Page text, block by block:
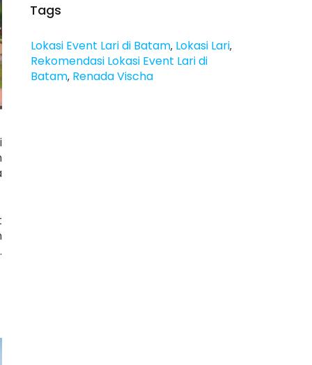
Tags
Lokasi Event Lari di Batam, Lokasi Lari,
Rekomendasi Lokasi Event Lari di
Batam, Renada Vischa